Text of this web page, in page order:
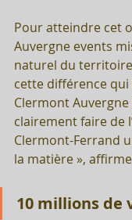
Pour atteindre cet
Auvergne events
naturel du
cette différence
Clermont Auvergne
clairement faire de
Clermont-Ferrand
la matière »,
10 millions de